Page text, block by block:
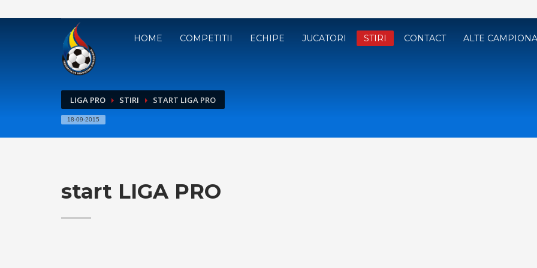
HOME COMPETITII ECHIPE JUCATORI STIRI CONTACT ALTE
LIGA PRO STIRI START LIGA PRO
18-09-2015
start LIGA PRO